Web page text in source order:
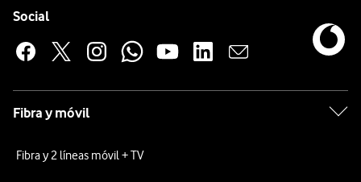
Social
Fibra y móvil
Fibra y 2 líneas móvil + TV